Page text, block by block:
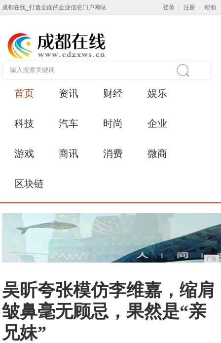
成都在线_打造全面的企业信息门户网站 登录 注册 帮助
首页 资讯 财经 娱乐
科技 汽车 时尚 企业
游戏 商讯 消费 微商
区块链
广告
吴昕夸张模仿李维嘉，缩肩
皱鼻毫无顾忌，果然是“亲
兄妹”